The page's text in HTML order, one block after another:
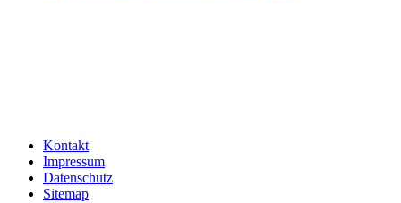
Kontakt
Impressum
Datenschutz
Sitemap